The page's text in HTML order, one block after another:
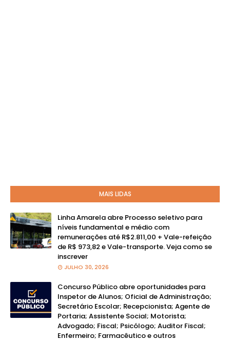
MAIS LIDAS
Linha Amarela abre Processo seletivo para
níveis fundamental e médio com
remunerações até R$2.811,00 + Vale-refeição
de R$ 973,82 e Vale-transporte. Veja como se
inscrever
JULHO 30, 2026
Concurso Público abre oportunidades para
Inspetor de Alunos; Oficial de Administração;
Secretário Escolar; Recepcionista; Agente de
Portaria; Assistente Social; Motorista;
Advogado; Fiscal; Psicólogo; Auditor Fiscal;
Enfermeiro; Farmacêutico e outros